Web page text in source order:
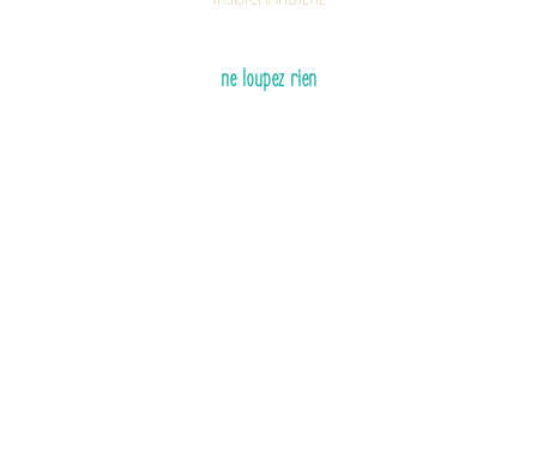
ne loupez rien